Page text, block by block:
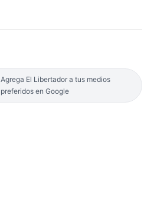
Agrega El Libertador a tus medios
preferidos en Google